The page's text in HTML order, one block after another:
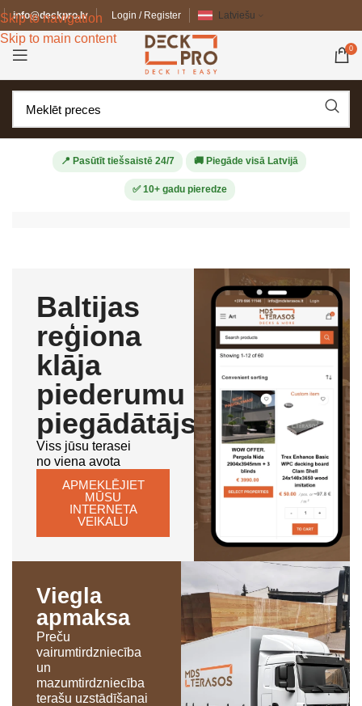
Skip to navigation
Skip to main content
info@deckpro.lv Login / Register Latviešu
0
📍 Pasūtīt tiešsaistē 24/7 🚚 Piegāde visā Latvijā
✅ 10+ gadu pieredze
Baltijas
reģiona
klāja
piederumu
piegādātājs
Viss jūsu terasei
no viena avota
APMEKLĒJIET
MŪSU
INTERNETA
VEIKALU
Viegla
apmaksa
Preču
vairumtirdzniecība
un
mazumtirdzniecība
terašu uzstādīšanai